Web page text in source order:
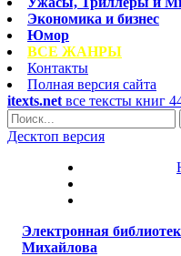
Экономика и бизнес
Юмор
ВСЕ ЖАНРЫ
Контакты
Полная версия сайта
itexts.net все тексты книг
Десктоп версия
Электронная
Михайлова